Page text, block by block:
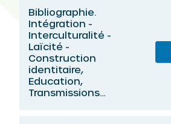
Bibliographie.
Intégration -
Interculturalité -
Laïcité -
Construction
identitaire,
Education,
Transmissions…